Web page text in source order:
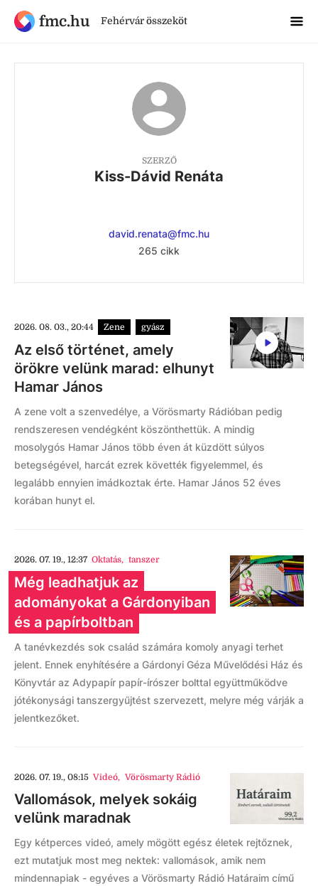
fmc.hu Fehérvár összeköt
SZERZŐ
Kiss-Dávid Renáta
david.renata@fmc.hu
265 cikk
2026. 08. 03., 20:44 Zene gyász
Az első történet, amely
örökre velünk marad: elhunyt
Hamar János
A zene volt a szenvedélye, a Vörösmarty Rádióban pedig
rendszeresen vendégként köszönthettük. A mindig
mosolygós Hamar János több éven át küzdött súlyos
betegségével, harcát ezrek követték figyelemmel, és
legalább ennyien imádkoztak érte. Hamar János 52 éves
korában hunyt el.
2026. 07. 19., 12:37 Oktatás, tanszer
Még leadhatjuk az
adományokat a Gárdonyiban
és a papírboltban
A tanévkezdés sok család számára komoly anyagi terhet
jelent. Ennek enyhítésére a Gárdonyi Géza Művelődési Ház és
Könyvtár az Adypapír papír-írószer bolttal együttműködve
jótékonysági tanszergyűjtést szervezett, melyre még várják a
jelentkezőket.
2026. 07. 19., 08:15 Videó, Vörösmarty Rádió
Vallomások, melyek sokáig
velünk maradnak
Egy kétperces videó, amely mögött egész életek rejtőznek,
ezt mutatjuk most meg nektek: vallomások, amik nem
mindennapiak - egyéves a Vörösmarty Rádió Határaim című